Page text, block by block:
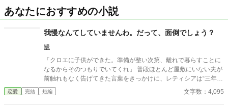
あなたにおすすめの小説
我慢なんてしていませんわ。だって、面倒でしょう？
翠
「クロエに子供ができた。準備が整い次第、離れで暮らすことに
なるからそのつもりでいてくれ」 普段ほとんど屋敷にいない夫が
前触れもなく告げてきた言葉をきっかけに、レティシアは“三年
間”の契約を終わらせることにした。 赤の他人を屋敷に迎えるこ
とはしない。 不要なものに感情を砕く理由などない。 「だって、
恋愛 完結 短編 文字数：4,095